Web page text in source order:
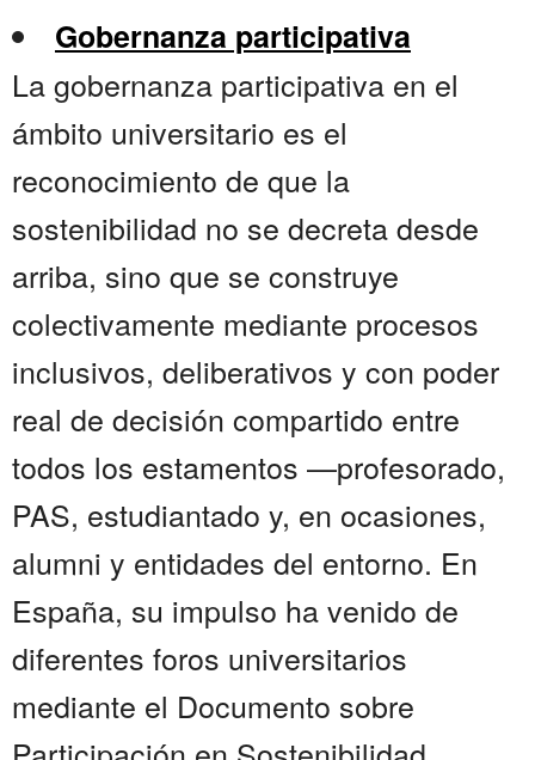
Gobernanza participativa
La gobernanza participativa en el
ámbito universitario es el
reconocimiento de que la
sostenibilidad no se decreta desde
arriba, sino que se construye
colectivamente mediante procesos
inclusivos, deliberativos y con poder
real de decisión compartido entre
todos los estamentos —profesorado,
PAS, estudiantado y, en ocasiones,
alumni y entidades del entorno. En
España, su impulso ha venido de
diferentes foros universitarios
mediante el Documento sobre